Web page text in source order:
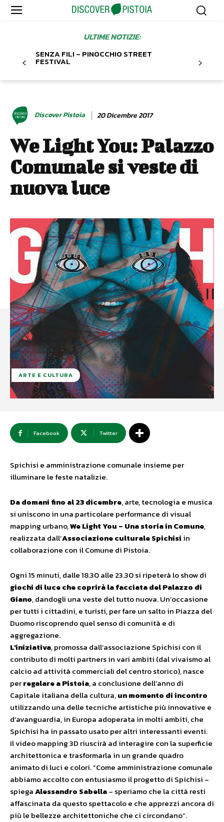
ULTIME NOTIZIE:
SENZA FILI – PINOCCHIO STREET
FESTIVAL
Discover Pistoia 20 Dicembre 2017
We Light You: Palazzo
Comunale si veste di
nuova luce
ARTE E CULTURA
Facebook Twitter
Spichisi e amministrazione comunale insieme per
illuminare le feste natalizie.
Da domani fino al 23 dicembre, arte, tecnologia e musica
si uniscono in una particolare performance di visual
mapping urbano,We Light You – Una storia in Comune,
realizzata dall’Associazione culturale Spichisi in
collaborazione con il Comune di Pistoia.
Ogni 15 minuti, dalle 18.30 alle 23.30 si ripeterà lo show di
giochi di luce che coprirà la facciata del Palazzo di
Giano, dandogli una veste del tutto nuova. Un’occasione
per tutti i cittadini, e turisti, per fare un salto in Piazza del
Duomo riscoprendo quel senso di comunità e di
aggregazione.
L’iniziativa, promossa dall’associazione Spichisi con il
contributo di molti partners in vari ambiti (dal vivaismo al
calcio ad attività commerciali del centro storico), nasce
perregalare a Pistoia, a conclusione dell’anno di
Capitale italiana della cultura,un momento di incontro
utilizzando una delle tecniche artistiche più innovative e
d’avanguardia, in Europa adoperata in molti ambiti, che
Spichisi ha in passato usato per altri interessanti eventi.
Il video mapping 3D riuscirà ad interagire con la superficie
architettonica e trasformarla in un grande quadro
animato di luci e colori. “Come amministrazione comunale
abbiamo accolto con entusiasmo il progetto di Spichisi –
spiegaAlessandro Sabella– speriamo che la città resti
affascinata da questo spettacolo e che apprezzi ancora di
più le bellezze architettoniche che ci circondano”.